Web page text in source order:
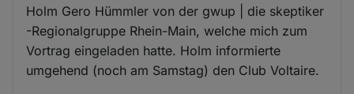
Holm Gero Hümmler​ von der gwup | die skeptiker​
-Regionalgruppe Rhein-Main, welche mich zum
Vortrag eingeladen hatte. Holm informierte
umgehend (noch am Samstag) den Club Voltaire.